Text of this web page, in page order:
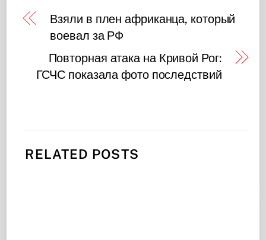
Взяли в плен африканца, который
воевал за РФ
Повторная атака на Кривой Рог:
ГСЧС показала фото последствий
RELATED POSTS